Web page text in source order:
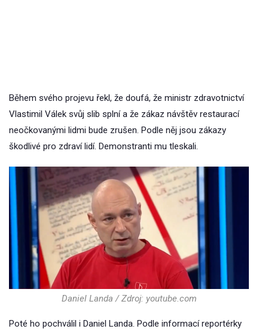
Během svého projevu řekl, že doufá, že ministr zdravotnictví
Vlastimil Válek svůj slib splní a že zákaz návštěv restaurací
neočkovanými lidmi bude zrušen. Podle něj jsou zákazy
škodlivé pro zdraví lidí. Demonstranti mu tleskali.
Daniel Landa / Zdroj: youtube.com
Poté ho pochválil i Daniel Landa. Podle informací reportérky